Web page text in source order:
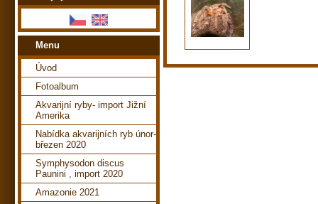
Menu
Úvod
Fotoalbum
Akvarijní ryby- import Jižní
Amerika
Nabídka akvarijních ryb únor-
březen 2020
Symphysodon discus
Paunini , import 2020
Amazonie 2021